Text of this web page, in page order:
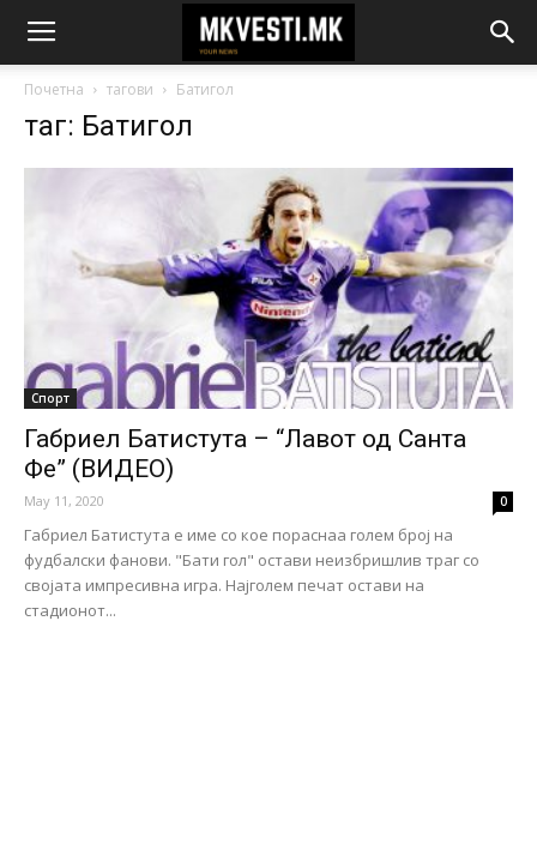
Почетна тагови Батигол
таг: Батигол
Спорт
Габриел Батистута – “Лавот од Санта
Фе” (ВИДЕО)
May 11, 2020 0
Габриел Батистута е име со кое пораснаа голем број на
фудбалски фанови. "Бати гол" остави неизбришлив траг со
својата импресивна игра. Најголем печат остави на
стадионот...